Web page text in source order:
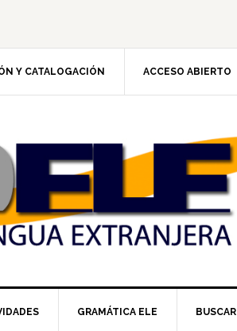
Y CATALOGACIÓN ACCESO ABIERTO
GRAMÁTICA ELE BUSCAR